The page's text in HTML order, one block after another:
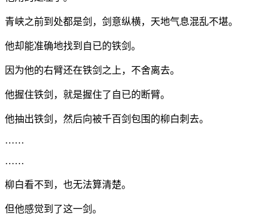
青峡之前到处都是剑，剑意纵横，天地气息混乱不堪。
他却能准确地找到自已的铁剑。
因为他的右臂还在铁剑之上，不舍离去。
他握住铁剑，就是握住了自已的断臂。
他抽出铁剑，然后向被千百剑包围的柳白刺去。
……
……
柳白看不到，也无法算清楚。
但他感觉到了这一剑。